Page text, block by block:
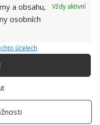
a obsahu,
osobních
Vždy aktivní
účelech
je již od malička
v j...[Více o autorovi]